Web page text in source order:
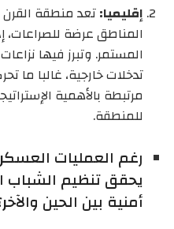
إقليميا:تعد منطقة القرن
المناطق عرضة للصراعات،
المستمر. وتبرز فيها
تدخلات خارجية، غالبا ما
مرتبطة بالأهمية
للمنطقة.
رغم العمليات
يحقق تنظيم الشباب
أمنية بين الحين